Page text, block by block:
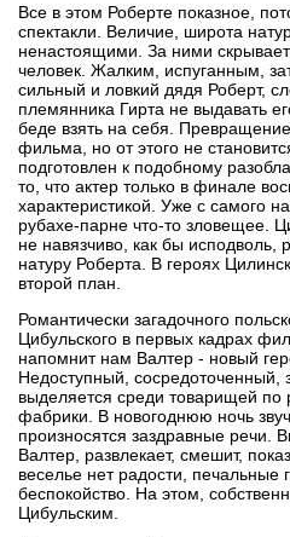
Все в этом Роберте показное,
спектакли. Величие, широта
ненастоящими. За ними
человек. Жалким, испуганным,
сильный и ловкий дядя Роберт,
племянника Гирта не выдавать
беде взять на себя.
фильма, но от этого не
подготовлен к подобному
то, что актер только в финале
характеристикой. Уже с самого
рубахе-парне что-то зловещее.
не навязчиво, как бы исподволь,
натуру Роберта. В героях
второй план.
Романтически загадочного
Цибульского в первых кадрах
напомнит нам Валтер - новый
Недоступный, сосредоточенный,
выделяется среди товарищей по
фабрики. В новогоднюю ночь
произносятся заздравные речи.
Валтер, развлекает, смешит,
веселье нет радости, печальные
беспокойство. На этом,
Цибульским.